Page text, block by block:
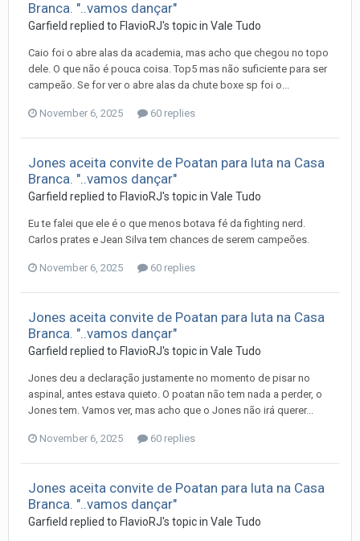
Branca. "..vamos dançar"
Garfield replied to FlavioRJ's topic in Vale Tudo
Caio foi o abre alas da academia, mas acho que chegou no topo
dele. O que não é pouca coisa. Top5 mas não suficiente para ser
campeão. Se for ver o abre alas da chute boxe sp foi o...
November 6, 2025 60 replies
Jones aceita convite de Poatan para luta na Casa
Branca. "..vamos dançar"
Garfield replied to FlavioRJ's topic in Vale Tudo
Eu te falei que ele é o que menos botava fé da fighting nerd.
Carlos prates e Jean Silva tem chances de serem campeões.
November 6, 2025 60 replies
Jones aceita convite de Poatan para luta na Casa
Branca. "..vamos dançar"
Garfield replied to FlavioRJ's topic in Vale Tudo
Jones deu a declaração justamente no momento de pisar no
aspinal, antes estava quieto. O poatan não tem nada a perder, o
Jones tem. Vamos ver, mas acho que o Jones não irá querer...
November 6, 2025 60 replies
Jones aceita convite de Poatan para luta na Casa
Branca. "..vamos dançar"
Garfield replied to FlavioRJ's topic in Vale Tudo